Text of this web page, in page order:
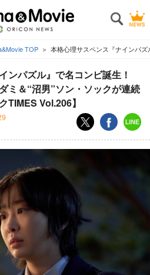
TOP 本格心理サスペンス『ナインパ
ンパズル』で名コンビ誕生！
ミ＆“沼男”ソン・ソックが連続
TIMES Vol.206】